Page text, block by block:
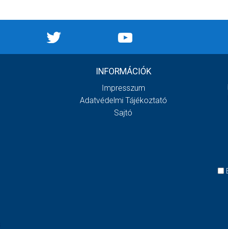
INFORMÁCIÓK
Impresszum
Adatvédelmi Tájékoztató
Sajtó